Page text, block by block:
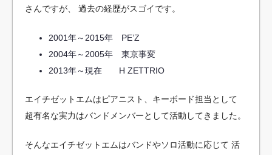
さんですが、
過去の経歴がスゴイです。
2001年～2015年 PE’Z
2004年～2005年 東京事変
2013年～現在 H ZETTRIO
エイチゼットエムはピアニスト、キーボード担当として
超有名な実力はバンドメンバーとして活動してきました。
そんなエイチゼットエムはバンドやソロ活動に応じて 活